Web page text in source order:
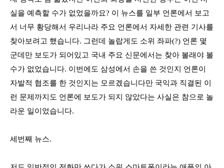
실을 예측할 수가 없었을까요? 이 뉴스를 일부 언론에서 보고
서 너무 황당해서 우리나라 주요 언론에서 자세한 관련 기사를
찾아보려고 했습니다. 그런데 놀랍게도 소위 좌파(?) 언론 몇
군데만 보도가 되어있고 국내 주요 신문에서는 찾아 볼래야 볼
수가 없었습니다. 이번에도 삼성에서 손을 쓴 것인지 언론이
자발적 협조를 한 것인지는 모르겠습니다만 국익과 직결된 이
런 문제까지도 언론에 보도가 되지 않았다는 사실은 참으로 놀
라운 일이었습니다.
세번째 뉴스.